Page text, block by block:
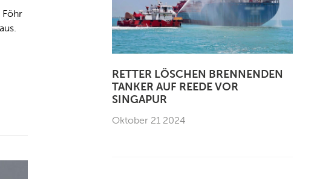
RETTER LÖSCHEN BRENNENDEN
TANKER AUF REEDE VOR
SINGAPUR
Oktober 21 2024